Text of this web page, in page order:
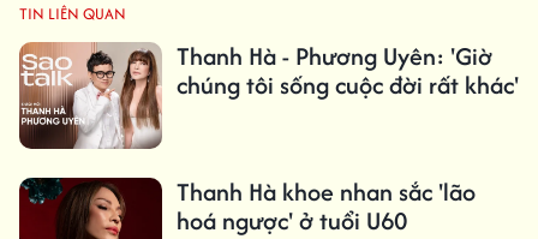
TIN LIÊN QUAN
Thanh Hà - Phương Uyên: 'Giờ
chúng tôi sống cuộc đời rất khác'
Thanh Hà khoe nhan sắc 'lão
hoá ngược' ở tuổi U60